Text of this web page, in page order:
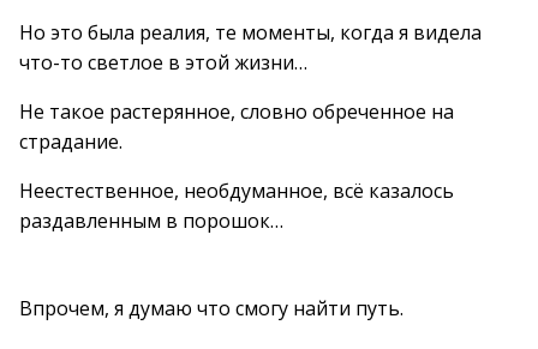
Но это была реалия, те моменты, когда я видела
что-то светлое в этой жизни…
Не такое растерянное, словно обреченное на
страдание.
Неестественное, необдуманное, всё казалось
раздавленным в порошок…
Впрочем, я думаю что смогу найти путь.